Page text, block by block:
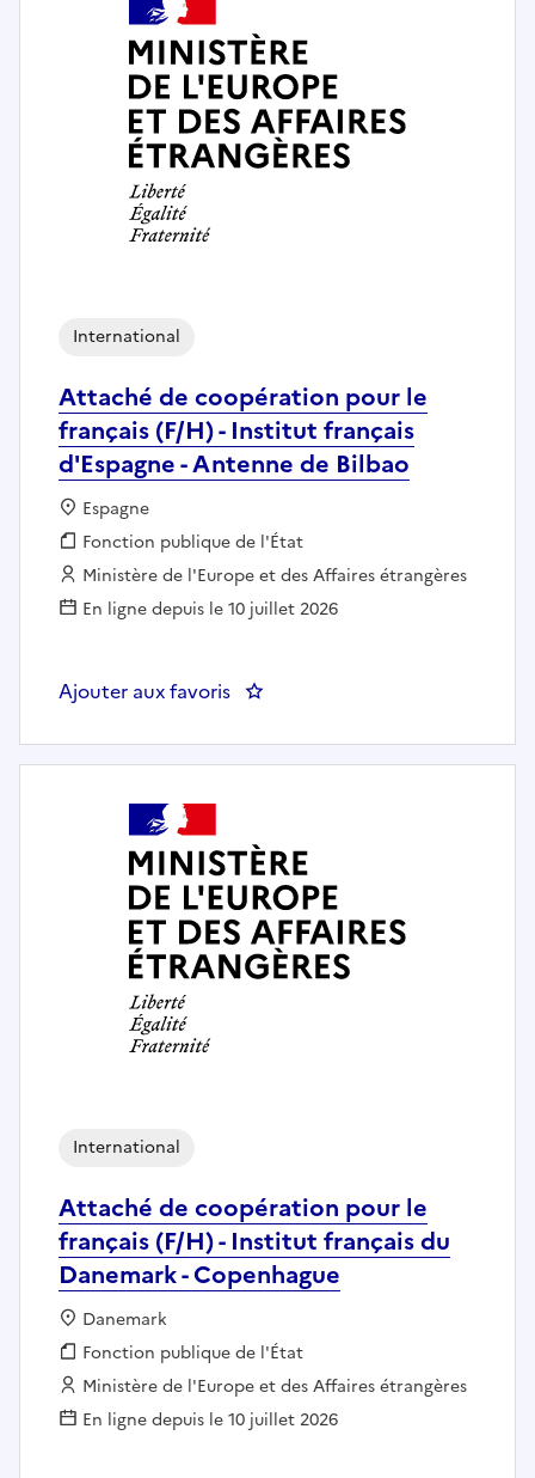
Attaché de coopération pour le
français (F/H) - Institut français
d'Espagne - Antenne de Bilbao
International
Localisation :
Espagne
Fonction publique :
Fonction publique de l'État
Employeur :
Ministère de l'Europe et des Affaires étrangères
En ligne depuis le 10 juillet 2026
Ajouter aux favoris : Attaché de coopération pour
Attaché de coopération pour le
français (F/H) - Institut français du
Danemark - Copenhague
International
Localisation :
Danemark
Fonction publique :
Fonction publique de l'État
Employeur :
Ministère de l'Europe et des Affaires étrangères
En ligne depuis le 10 juillet 2026